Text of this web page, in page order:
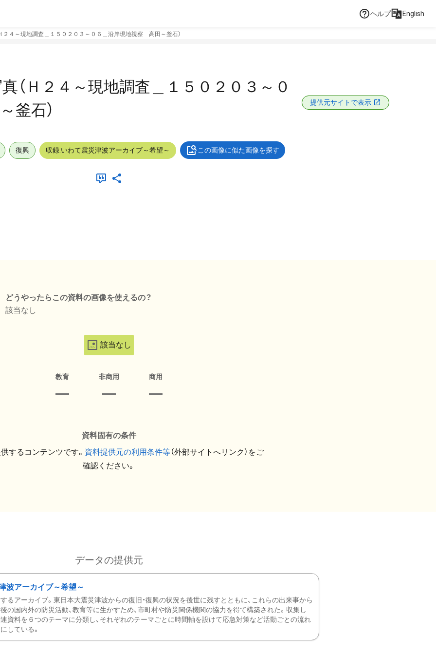
ヘルプ English
２４～現地調査＿１５０２０３～０６＿沿岸現地視察 高田～釜石）
（Ｈ２４～現地調査＿１５０２０３～０
釜石）
提供元サイトで表示
復興 収録:いわて震災津波アーカイブ～希望～ この画像に似た画像を探す
どうやったらこの資料の画像を使えるの？
該当なし
該当なし
教育 非商用 商用
資料固有の条件
するコンテンツです。 資料提供元の利用条件等（外部サイトへリンク）をご
確認ください。
データの提供元
波アーカイブ～希望～
るアーカイブ。東日本大震災津波からの復旧・復興の状況を後世に残すとともに、これらの出来事から
の国内外の防災活動、教育等に生かすため、市町村や防災関係機関の協力を得て構築された。収集し
資料を６つのテーマに分類し、それぞれのテーマごとに時間軸を設けて応急対策など活動ごとの流れ
している。